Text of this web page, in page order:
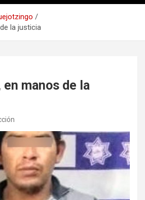
la justicia
en manos de la